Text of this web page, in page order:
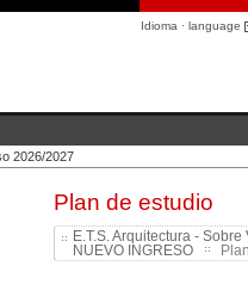
Idioma · language
2026/2027
Plan de estudio
E.T.S. Arquitectura - Sobre
NUEVO INGRESO